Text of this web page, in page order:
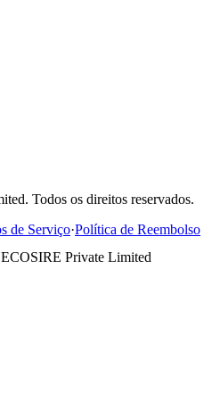
Todos os direitos reservados.
de Serviço·Política de Reembolso
ECOSIRE Private Limited